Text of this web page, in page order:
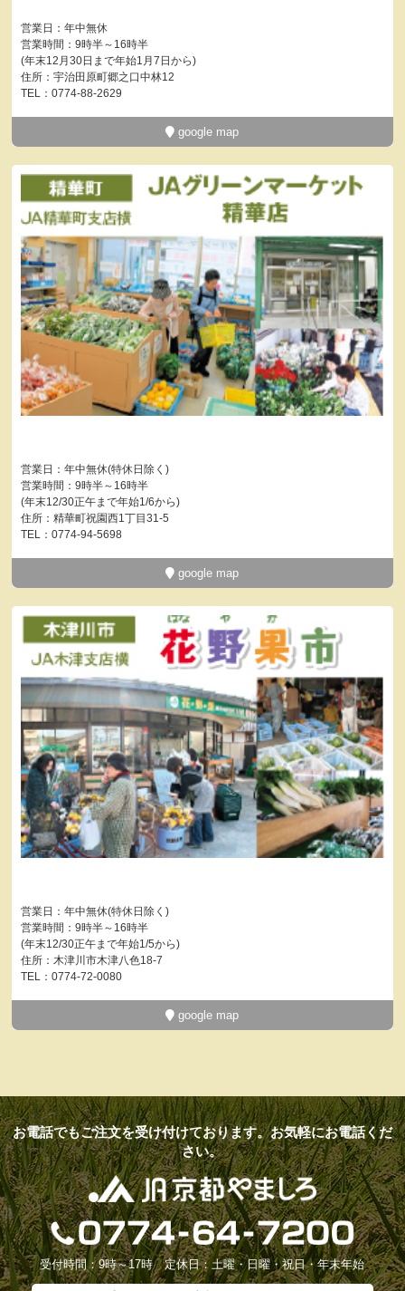
営業日：年中無休
営業時間：9時半～16時半
(年末12月30日まで年始1月7日から)
住所：宇治田原町郷之口中林12
TEL：0774-88-2629
google map
営業日：年中無休(特休日除く)
営業時間：9時半～16時半
(年末12/30正午まで年始1/6から)
住所：精華町祝園西1丁目31-5
TEL：0774-94-5698
google map
営業日：年中無休(特休日除く)
営業時間：9時半～16時半
(年末12/30正午まで年始1/5から)
住所：木津川市木津八色18-7
TEL：0774-72-0080
google map
お電話でもご注文を受け付けております。お気軽にお電話くだ
さい。
受付時間：9時～17時 定休日：土曜・日曜・祝日・年末年始